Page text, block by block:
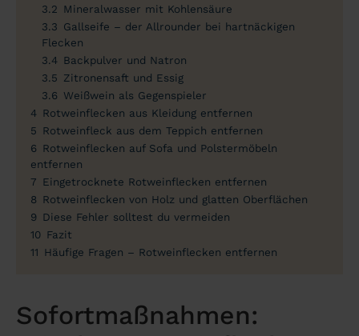
3.2 Mineralwasser mit Kohlensäure
3.3 Gallseife – der Allrounder bei hartnäckigen
Flecken
3.4 Backpulver und Natron
3.5 Zitronensaft und Essig
3.6 Weißwein als Gegenspieler
4 Rotweinflecken aus Kleidung entfernen
5 Rotweinfleck aus dem Teppich entfernen
6 Rotweinflecken auf Sofa und Polstermöbeln
entfernen
7 Eingetrocknete Rotweinflecken entfernen
8 Rotweinflecken von Holz und glatten Oberflächen
9 Diese Fehler solltest du vermeiden
10 Fazit
11 Häufige Fragen – Rotweinflecken entfernen
Sofortmaßnahmen: